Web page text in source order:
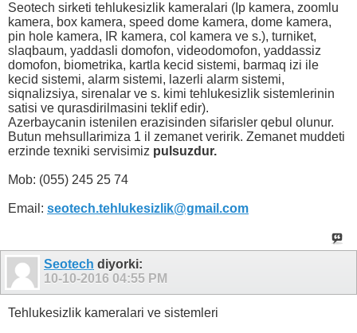
Seotech sirketi tehlukesizlik kameralari (Ip kamera, zoomlu
kamera, box kamera, speed dome kamera, dome kamera,
pin hole kamera, IR kamera, col kamera ve s.), turniket,
slaqbaum, yaddasli domofon, videodomofon, yaddassiz
domofon, biometrika, kartla kecid sistemi, barmaq izi ile
kecid sistemi, alarm sistemi, lazerli alarm sistemi,
siqnalizsiya, sirenalar ve s. kimi tehlukesizlik sistemlerinin
satisi ve qurasdirilmasini teklif edir).
Azerbaycanin istenilen erazisinden sifarisler qebul olunur.
Butun mehsullarimiza 1 il zemanet veririk. Zemanet muddeti
erzinde texniki servisimiz pulsuzdur.
Mob: (055) 245 25 74
Email: seotech.tehlukesizlik@gmail.com
Seotech diyorki:
10-10-2016 04:55 PM
Tehlukesizlik kameralari ve sistemleri